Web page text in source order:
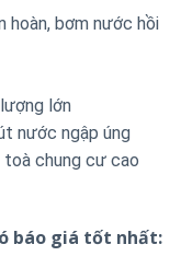
hoàn, bơm nước hồi
lớn
nước ngập úng
toà chung cư cao
báo giá tốt nhất: